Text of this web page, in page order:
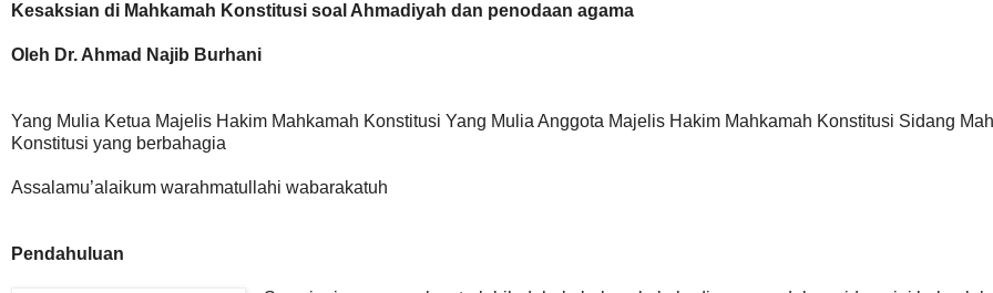
Kesaksian di Mahkamah Konstitusi soal Ahmadiyah dan penodaan agama
Oleh Dr. Ahmad Najib Burhani
Yang Mulia Ketua Majelis Hakim Mahkamah Konstitusi Yang Mulia Anggota Majelis Hakim Mahkamah Konstitusi Sidang
Konstitusi yang berbahagia
Assalamu’alaikum warahmatullahi wabarakatuh
Pendahuluan